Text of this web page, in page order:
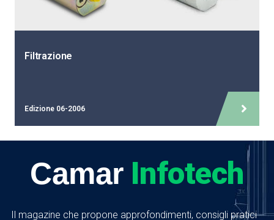
Filtrazione
Edizione 06-2006
Camar Infotech
Il magazine che propone approfondimenti, consigli pratici